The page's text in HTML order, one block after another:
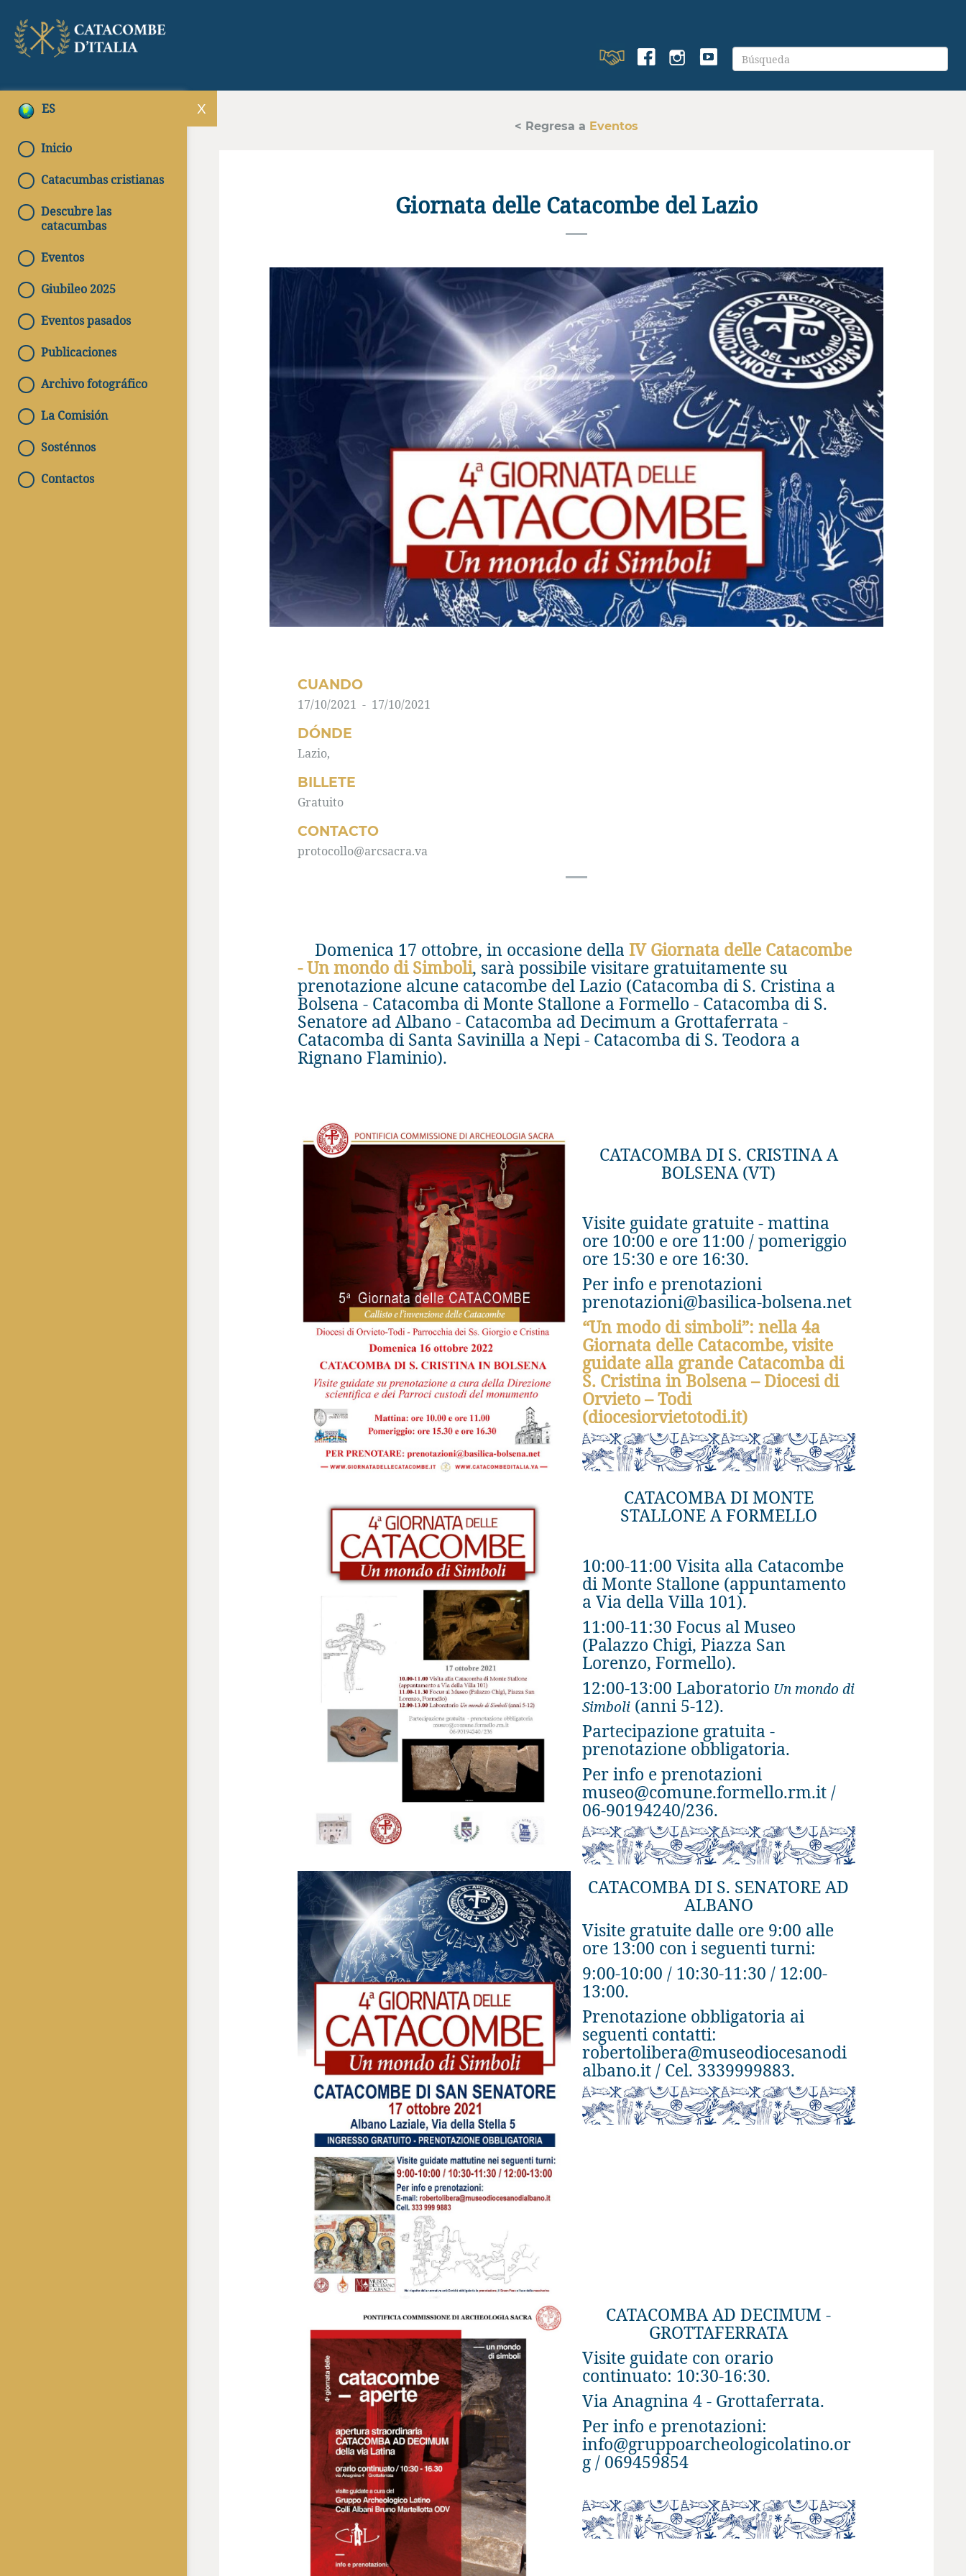
ES
Inicio
Catacumbas cristianas
Descubre las
catacumbas
Eventos
Giubileo 2025
Eventos pasados
Publicaciones
Archivo fotográfico
La Comisión
Sosténnos
Contactos
< Regresa a Eventos
Giornata delle Catacombe del Lazio
CUANDO
17/10/2021 - 17/10/2021
DÓNDE
Lazio,
BILLETE
Gratuito
CONTACTO
protocollo@arcsacra.va
Domenica 17 ottobre, in occasione della IV Giornata delle Catacombe
- Un mondo di Simboli, sarà possibile visitare gratuitamente su
prenotazione alcune catacombe del Lazio (Catacomba di S. Cristina a
Bolsena - Catacomba di Monte Stallone a Formello - Catacomba di S.
Senatore ad Albano - Catacomba ad Decimum a Grottaferrata -
Catacomba di Santa Savinilla a Nepi - Catacomba di S. Teodora a
Rignano Flaminio).
CATACOMBA DI S. CRISTINA A
BOLSENA (VT)
Visite guidate gratuite - mattina
ore 10:00 e ore 11:00 / pomeriggio
ore 15:30 e ore 16:30.
Per info e prenotazioni
prenotazioni@basilica-bolsena.net
“Un modo di simboli”: nella 4a
Giornata delle Catacombe, visite
guidate alla grande Catacomba di
S. Cristina in Bolsena – Diocesi di
Orvieto – Todi
(diocesiorvietotodi.it)
CATACOMBA DI MONTE
STALLONE A FORMELLO
10:00-11:00 Visita alla Catacombe
di Monte Stallone (appuntamento
a Via della Villa 101).
11:00-11:30 Focus al Museo
(Palazzo Chigi, Piazza San
Lorenzo, Formello).
12:00-13:00 Laboratorio Un mondo di
Simboli(anni 5-12).
Partecipazione gratuita -
prenotazione obbligatoria.
Per info e prenotazioni
museo@comune.formello.rm.it /
06-90194240/236.
CATACOMBA DI S. SENATORE AD
ALBANO
Visite gratuite dalle ore 9:00 alle
ore 13:00 con i seguenti turni:
9:00-10:00 / 10:30-11:30 / 12:00-
13:00.
Prenotazione obbligatoria ai
seguenti contatti:
robertolibera@museodiocesanodi
albano.it / Cel. 3339999883.
CATACOMBA AD DECIMUM -
GROTTAFERRATA
Visite guidate con orario
continuato: 10:30-16:30.
Via Anagnina 4 - Grottaferrata.
Per info e prenotazioni:
info@gruppoarcheologicolatino.or
g / 069459854